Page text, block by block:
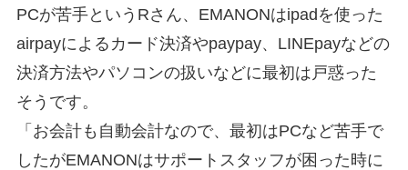
PCが苦手というRさん、EMANONはipadを使った
airpayによるカード決済やpaypay、LINEpayなどの
決済方法やパソコンの扱いなどに最初は戸惑った
そうです。
「お会計も自動会計なので、最初はPCなど苦手で
したがEMANONはサポートスタッフが困った時に